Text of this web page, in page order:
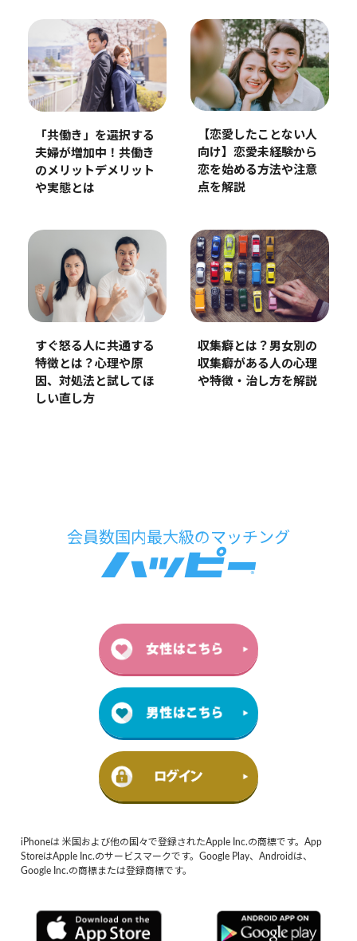
「共働き」を選択する
夫婦が増加中！共働き
のメリットデメリット
や実態とは
【恋愛したことない人
向け】恋愛未経験から
恋を始める方法や注意
点を解説
すぐ怒る人に共通する
特徴とは？心理や原
因、対処法と試してほ
しい直し方
収集癖とは？男女別の
収集癖がある人の心理
や特徴・治し方を解説
iPhoneは 米国および他の国々で登録されたApple Inc.の商標です。App
StoreはApple Inc.のサービスマークです。Google Play、Androidは、
Google Inc.の商標または登録商標です。